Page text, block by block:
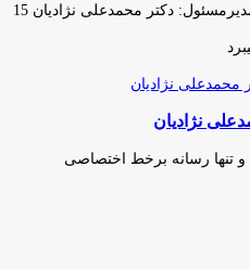
دکتر محمدعلی نژادیان 15
نژادیان
و تنها رسانه برخط اختصاصی